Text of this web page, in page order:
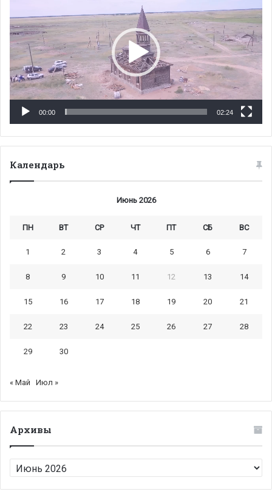
00:00 02:24
Календарь
Июнь 2026
ПН ВТ СР ЧТ ПТ СБ ВС
1 2 3 4 5 6 7
8 9 10 11 12 13 14
15 16 17 18 19 20 21
22 23 24 25 26 27 28
29 30
« Май Июл »
Архивы
Архивы